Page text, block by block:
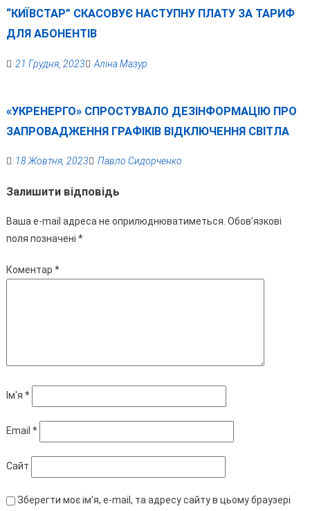
“КИЇВСТАР” СКАСОВУЄ НАСТУПНУ ПЛАТУ ЗА ТАРИФ
ДЛЯ АБОНЕНТІВ
21 Грудня, 2023 Аліна Мазур
«УКРЕНЕРГО» СПРОСТУВАЛО ДЕЗІНФОРМАЦІЮ ПРО
ЗАПРОВАДЖЕННЯ ГРАФІКІВ ВІДКЛЮЧЕННЯ СВІТЛА
18 Жовтня, 2023 Павло Сидорченко
Залишити відповідь
Ваша e-mail адреса не оприлюднюватиметься. Обов’язкові
поля позначені *
Коментар *
Ім'я *
Email *
Сайт
Зберегти моє ім'я, e-mail, та адресу сайту в цьому браузері